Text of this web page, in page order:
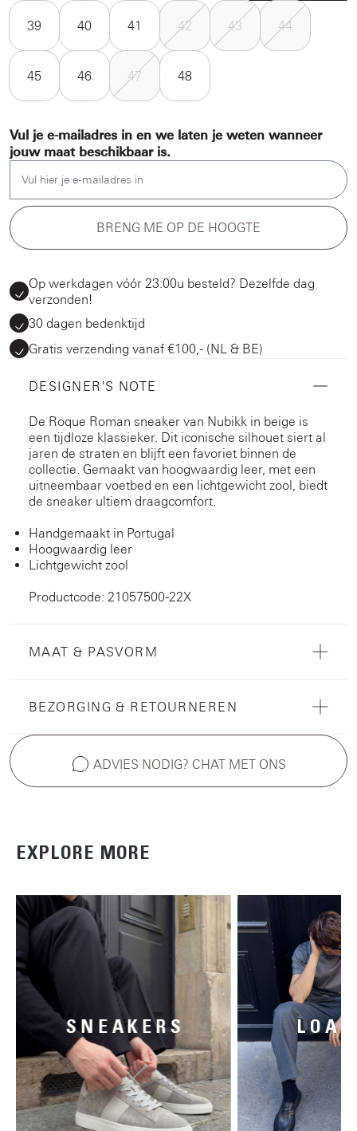
39 40 41 42 43 44
45 46 47 48
Vul je e-mailadres in en we laten je weten wanneer
jouw maat beschikbaar is.
BRENG ME OP DE HOOGTE
Op werkdagen vóór 23:00u besteld? Dezelfde dag
verzonden!
30 dagen bedenktijd
Gratis verzending vanaf €100,- (NL & BE)
DESIGNER'S NOTE
De Roque Roman sneaker van Nubikk in beige is
een tijdloze klassieker. Dit iconische silhouet siert al
jaren de straten en blijft een favoriet binnen de
collectie. Gemaakt van hoogwaardig leer, met een
uitneembaar voetbed en een lichtgewicht zool, biedt
de sneaker ultiem draagcomfort.
Handgemaakt in Portugal
Hoogwaardig leer
Lichtgewicht zool
Productcode: 21057500-22X
MAAT & PASVORM
BEZORGING & RETOURNEREN
ADVIES NODIG? CHAT MET ONS
EXPLORE MORE
SNEAKERS